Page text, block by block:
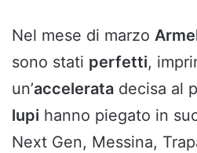
Nel mese di marzo
sono stati perfetti,
un’accelerata decisa al
lupi hanno piegato in
Next Gen, Messina,